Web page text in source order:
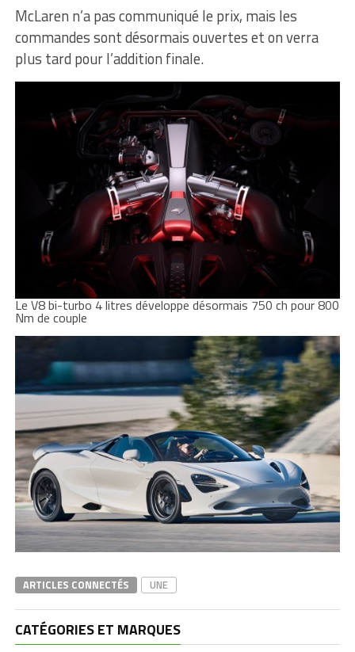
McLaren n’a pas communiqué le prix, mais les
commandes sont désormais ouvertes et on verra
plus tard pour l’addition finale.
Le V8 bi-turbo 4 litres développe désormais 750 ch pour 800
Nm de couple
ARTICLES CONNECTÉS UNE
CATÉGORIES ET MARQUES